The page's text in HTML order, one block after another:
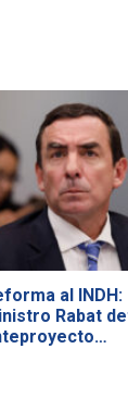
al INDH:
Rabat